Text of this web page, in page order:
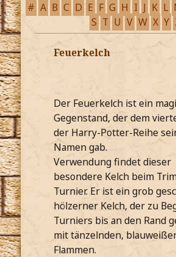
# A B C D E F G H I J K L
S T U V W X Y
Feuerkelch
Der Feuerkelch ist ein
Gegenstand, der dem
der Harry-Potter-Reihe
Namen gab.
Verwendung findet dieser
besondere Kelch beim
Turnier. Er ist ein grob
hölzerner Kelch, der zu
Turniers bis an den Rand
mit tänzelnden,
Flammen.